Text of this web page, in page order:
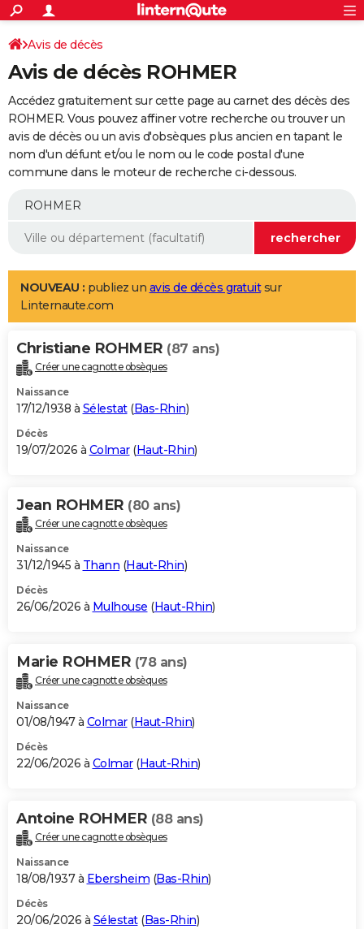
ACTUALITÉS
Politique
Société
Faits Divers
Education
Monde
Villes
+
SPORT
Coupe du monde 2026
Football
Tennis
Cyclisme
Rugby
Forum
Programme TV
TNT
Streaming
Cinéma
Sorties cinéma
Musique
+
FINANCE
Retraite
Epargne
Immobilier
Risques naturels par ville
Banque
Assurance
AUTO
Essais
Réserver un essai
Citadines
Berlines
SUV
Forum auto
+
Mobiles
Meilleur smartphone
Internet
Ordinateurs
Jeux vidéo
Guide high-tech
Aménagement intérieur
LIFESTYLE
Art de vivre
Bien-être
Loisirs
Mode
Modes de vie
Alimentation
Guide de la santé
Maladies
Médicaments
Sommeil
VOYAGE
Destinations
City break
Voyage nature
Voyage de noces
Forum
Climat
+PHOTO
GUIDES D'ACHAT
BONS PLANS
Carte de Noël
Carte Bonne année
Carte Saint-Valentin
Carte Pâques
Carte d'anniversaire
DICTIONNAIRE
Dictionnaire
Biographies
Citations
Expressions
Proverbes
PROGRAMME TV
S'inscrire
Se connecter
Lycées
Collèges
Primaires
Universités
Entreprises
Service militaire
Avis de recherche
AVIS DE DÉCÈS
Bricolage
Lifestyle
Culture
Sport
Auto
Television
Voyage
Cinema
Avis de décès
Avis de décès ROHMER
Accédez gratuitement sur cette page au carnet des décès des
ROHMER. Vous pouvez affiner votre recherche ou trouver un
avis de décès ou un avis d'obsèques plus ancien en tapant le
nom d'un défunt et/ou le nom ou le code postal d'une
commune dans le moteur de recherche ci-dessous.
NOUVEAU : publiez un avis de décès gratuitsur
Linternaute.com
Christiane ROHMER (87 ans)
Créer une cagnotte obsèques
Naissance
17/12/1938 à Sélestat(Bas-Rhin)
Décès
19/07/2026 à Colmar(Haut-Rhin)
Jean ROHMER (80 ans)
Créer une cagnotte obsèques
Naissance
31/12/1945 à Thann (Haut-Rhin)
Décès
26/06/2026 à Mulhouse (Haut-Rhin)
Marie ROHMER (78 ans)
Créer une cagnotte obsèques
Naissance
01/08/1947 à Colmar(Haut-Rhin)
Décès
22/06/2026 à Colmar(Haut-Rhin)
Antoine ROHMER (88 ans)
Créer une cagnotte obsèques
Naissance
18/08/1937 à Ebersheim (Bas-Rhin)
Décès
20/06/2026 à Sélestat(Bas-Rhin)